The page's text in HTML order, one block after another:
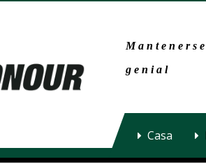
genial
Casa